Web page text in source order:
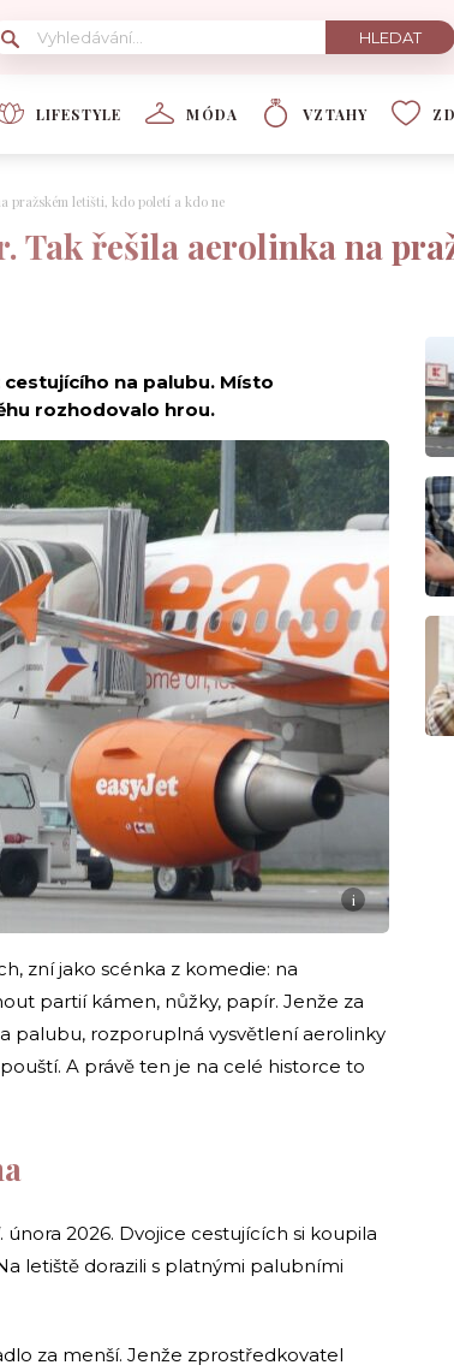
LIFESTYLE MÓDA VZTAHY
pražském letišti, kdo poletí a kdo ne
Tak řešila aerolinka na
na palubu. Místo
rozhodovalo hrou.
i
zní jako scénka z komedie: na
partií kámen, nůžky, papír. Jenže za
palubu, rozporuplná vysvětlení aerolinky
A právě ten je na celé historce to
února 2026. Dvojice cestujících si koupila
letiště dorazili s platnými palubními
za menší. Jenže zprostředkovatel